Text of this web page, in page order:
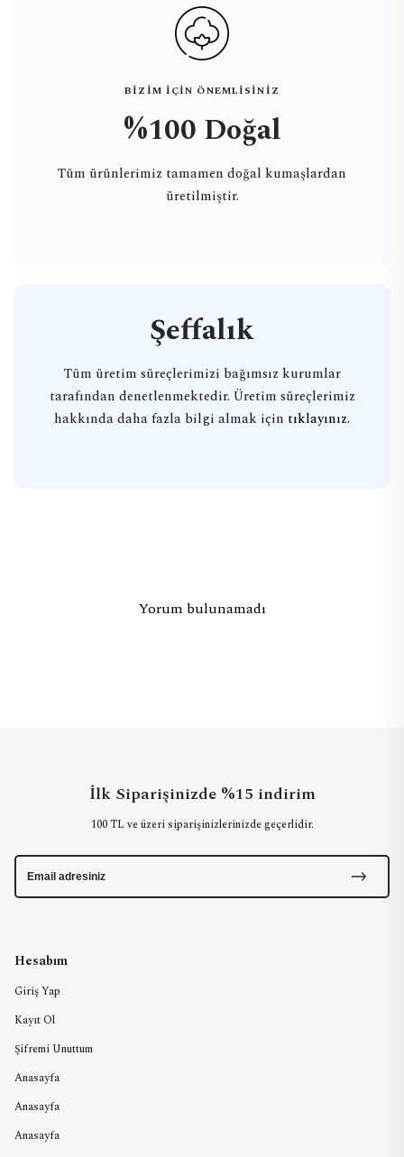
BİZİM İÇİN ÖNEMLİSİNİZ
%100 Doğal
Tüm ürünlerimiz tamamen doğal kumaşlardan
üretilmiştir.
Şeffalık
Tüm üretim süreçlerimizi bağımsız kurumlar
tarafından denetlenmektedir. Üretim süreçlerimiz
hakkında daha fazla bilgi almak için tıklayınız.
Yorum bulunamadı
Hesabım
Giriş Yap
Kayıt Ol
Şifremi Unuttum
Anasayfa
Anasayfa
Anasayfa
İlk Siparişinizde %15 indirim
100 TL ve üzeri siparişinizlerinizde geçerlidir.